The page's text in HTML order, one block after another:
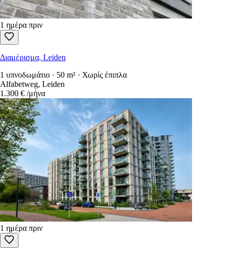
1 ημέρα πριν
Διαμέρισμα, Leiden
1 υπνοδωμάτιο · 50 m² · Χωρίς έπιπλα
Alfabetweg, Leiden
1.300 € /μήνα
1 ημέρα πριν